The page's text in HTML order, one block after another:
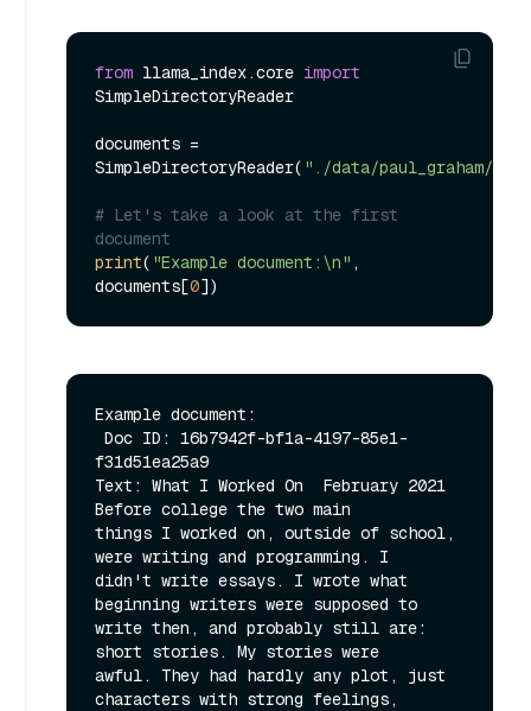
from llama_index.core import
SimpleDirectoryReader
documents =
SimpleDirectoryReader( "./data/paul_graham/"
# Let's take a look at the first
document
print( "Example document:\n" ,
documents[0
Example document:
f31d51ea25a9
Text: What I Worked On  February 2021
Before college the two main
things I worked on, outside of school,
were writing and programming. I
didn't write essays. I wrote what
beginning writers were supposed to
write then, and probably still are:
short stories. My stories were
awful. They had hardly any plot, just
characters with strong feelings,